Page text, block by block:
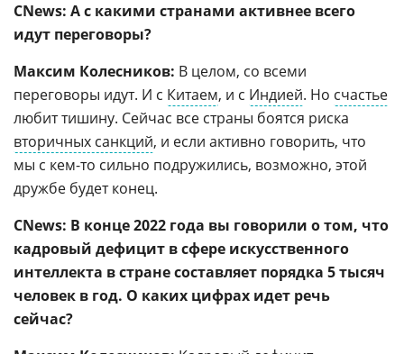
CNews: А с какими странами активнее всего
идут переговоры?
Максим Колесников: В целом, со всеми
переговоры идут. И с Китаем, и с Индией. Но счастье
любит тишину. Сейчас все страны боятся риска
вторичных санкций, и если активно говорить, что
мы с кем-то сильно подружились, возможно, этой
дружбе будет конец.
CNews: В конце 2022 года вы говорили о том, что
кадровый дефицит в сфере искусственного
интеллекта в стране составляет порядка 5 тысяч
человек в год. О каких цифрах идет речь
сейчас?